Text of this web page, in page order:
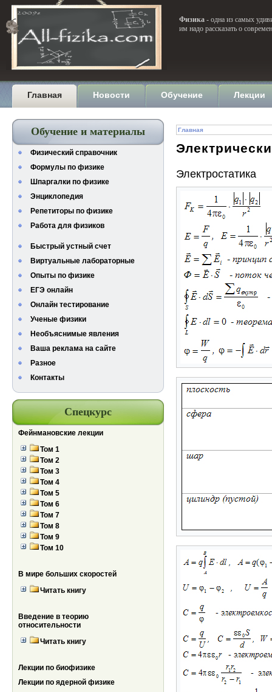
Физика - одна из самых
им надо рассказать о
Главная Новости Обучение Лекции
Обучение и материалы
Физический справочник
Формулы по физике
Шпаргалки по физике
Энциклопедия
Репетиторы по физике
Работа для физиков
Быстрый устный счет
Виртуальные лабораторные
Опыты по физике
ЕГЭ онлайн
Онлайн тестирование
Ученые физики
Необъяснимые явления
Ваша реклама на сайте
Разное
Контакты
Спецкурс
Фейнмановские лекции
Том 1
Том 2
Том 3
Том 4
Том 5
Том 6
Том 7
Том 8
Том 9
Том 10
В мире больших скоростей
Читать книгу
Введение в теорию
относительности
Читать книгу
Лекции по биофизике
Лекции по ядерной физике
Главная
Электростатика